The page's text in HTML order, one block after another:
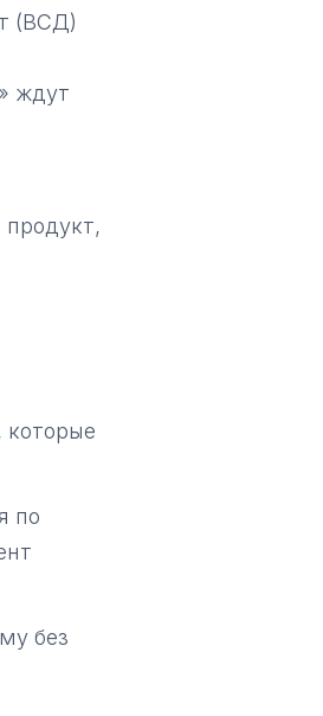
(ВСД)
ждут
продукт,
которые
по
без